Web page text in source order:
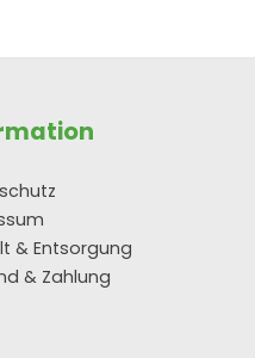
& Entsorgung
& Zahlung